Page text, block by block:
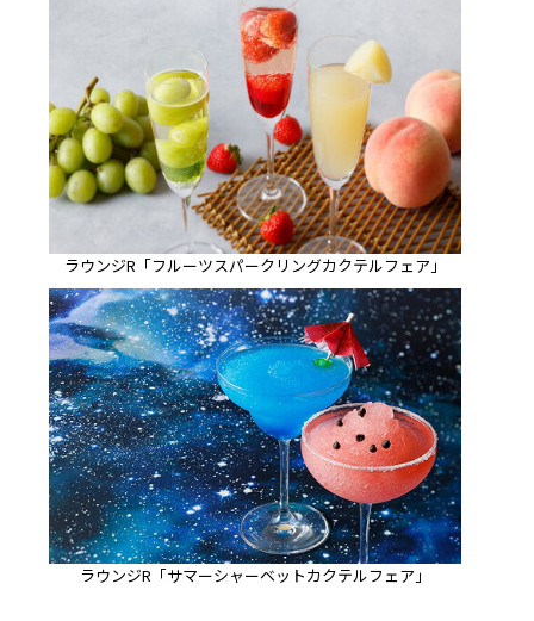
ラウンジR「フルーツスパークリングカクテルフェア」
ラウンジR「サマーシャーベットカクテルフェア」